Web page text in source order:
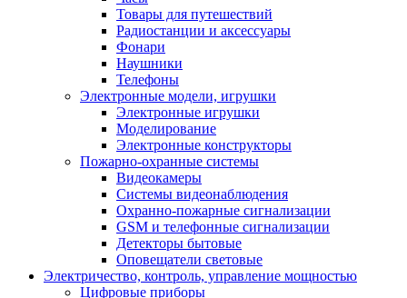
Товары для путешествий
Радиостанции и аксессуары
Фонари
Наушники
Телефоны
Электронные модели, игрушки
Электронные игрушки
Моделирование
Электронные конструкторы
Пожарно-охранные системы
Видеокамеры
Системы видеонаблюдения
Охранно-пожарные сигнализации
GSM и телефонные сигнализации
Детекторы бытовые
Оповещатели световые
Электричество, контроль, управление мощностью
Цифровые приборы